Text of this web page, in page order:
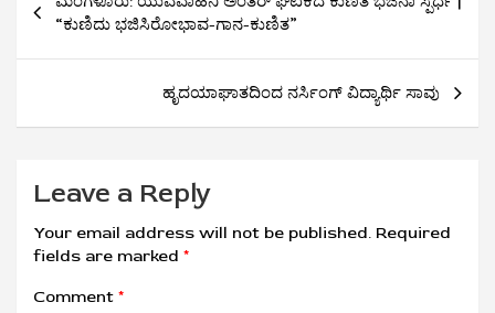
navigation
“ಕುಣಿದು ಭಜಿಸಿರೋಭಾವ-ಗಾನ-ಕುಣಿತ”
ಹೃದಯಾಘಾತದಿಂದ ನರ್ಸಿಂಗ್‌ ವಿದ್ಯಾರ್ಥಿ ಸಾವು
Leave a Reply
Your email address will not be published. Required
fields are marked *
Comment *